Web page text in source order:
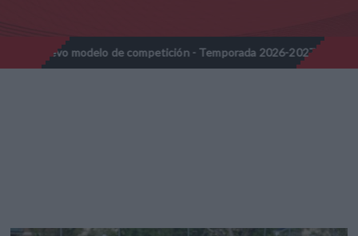
modelo de competición - Temporada 2026-2027 // Nota